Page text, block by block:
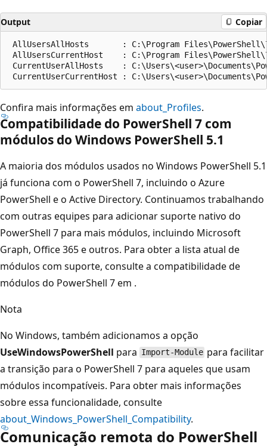
Output Copiar
AllUsersAllHosts       : C:\Program
AllUsersCurrentHost    : C:\Program
CurrentUserAllHosts    :
Confira mais informações em about_Profiles.
Compatibilidade do PowerShell 7 com
módulos do Windows PowerShell 5.1
A maioria dos módulos usados no Windows PowerShell 5.1
já funciona com o PowerShell 7, incluindo o Azure
PowerShell e o Active Directory. Continuamos trabalhando
com outras equipes para adicionar suporte nativo do
PowerShell 7 para mais módulos, incluindo Microsoft
Graph, Office 365 e outros. Para obter a lista atual de
módulos com suporte, consulte a compatibilidade de
módulos do PowerShell 7 em .
Nota
No Windows, também adicionamos a opção
UseWindowsPowerShell para Import-Module para facilitar
a transição para o PowerShell 7 para aqueles que usam
módulos incompatíveis. Para obter mais informações
sobre essa funcionalidade, consulte
about_Windows_PowerShell_Compatibility.
Comunicação remota do PowerShell